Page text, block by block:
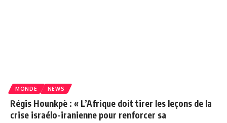
MONDE NEWS
Régis Hounkpè : « L’Afrique doit tirer les leçons de la
crise israélo-iranienne pour renforcer sa